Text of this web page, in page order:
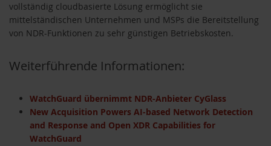
vollständig cloudbasierte Lösung ermöglicht sie
mittelständischen Unternehmen und MSPs die Bereitstellung
von NDR-Funktionen zu sehr günstigen Betriebskosten.
Weiterführende Informationen:
WatchGuard übernimmt NDR-Anbieter CyGlass
New Acquisition Powers AI-based Network Detection
and Response and Open XDR Capabilities for
WatchGuard